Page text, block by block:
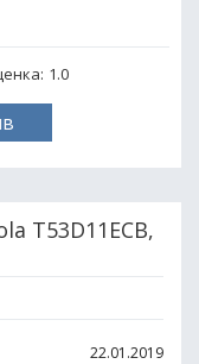
1.0
T53D11ECB,
22.01.2019